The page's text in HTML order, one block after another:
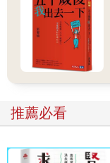
推薦必看